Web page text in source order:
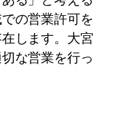
の営業許可を
します。大宮
な営業を行っ